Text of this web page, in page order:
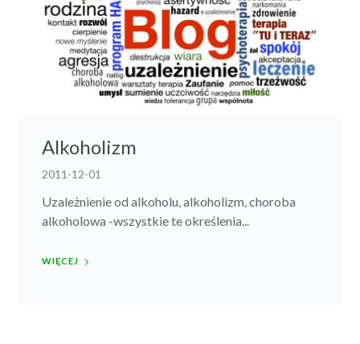
Alkoholizm
2011-12-01
Uzależnienie od alkoholu, alkoholizm, choroba
alkoholowa -wszystkie te określenia...
WIĘCEJ